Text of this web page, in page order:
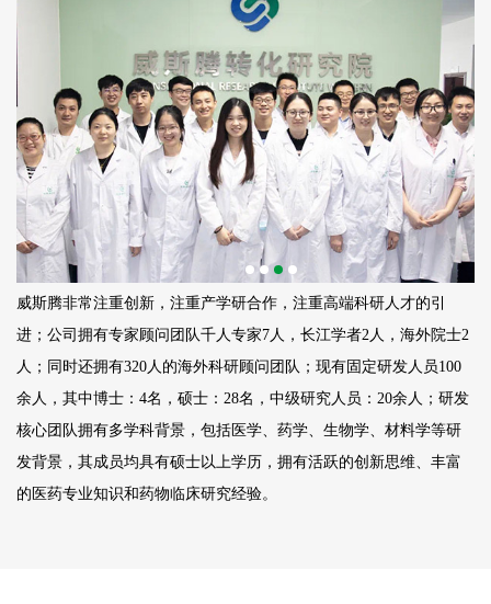
威斯腾非常注重创新，注重产学研合作，注重高端科研人才的引
进；公司拥有专家顾问团队千人专家7人，长江学者2人，海外院士2
人；同时还拥有320人的海外科研顾问团队；现有固定研发人员100
余人，其中博士：4名，硕士：28名，中级研究人员：20余人；研发
核心团队拥有多学科背景，包括医学、药学、生物学、材料学等研
发背景，其成员均具有硕士以上学历，拥有活跃的创新思维、丰富
的医药专业知识和药物临床研究经验。